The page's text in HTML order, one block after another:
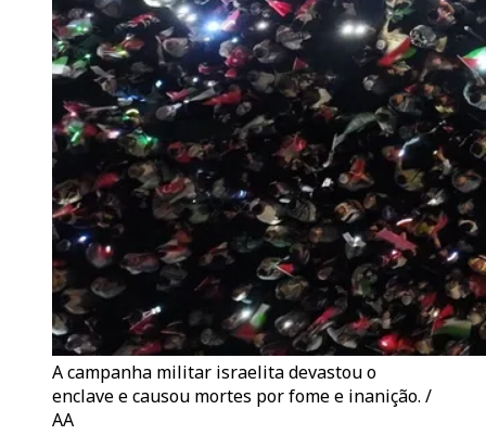
A campanha militar israelita devastou o
enclave e causou mortes por fome e inanição. /
AA